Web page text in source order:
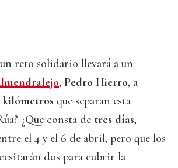
un reto solidario llevará a un
, Pedro Hierro, a
kilómetros que separan esta
¿Que consta de tres días,
el 4 y el 6 de abril, pero que los
dos para cubrir la